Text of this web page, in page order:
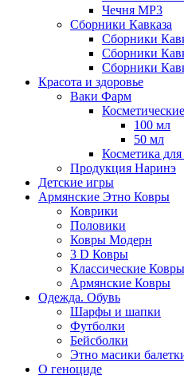
Чечня MP3
Сборники Кавказа
Сборники
Сборники
Сборники
Красота и здоровье
Ваки Фарм
100 мл
50 мл
Косметика для
Продукция Наринэ
Детские игры
Армянские Этно Ковры
Коврики
Половики
Ковры Модерн
3 D Ковры
Классические Ковры
Армянские Ковры
Одежда. Обувь
Шарфы и шапки
Футболки
Бейсболки
Этно масики
О геноциде